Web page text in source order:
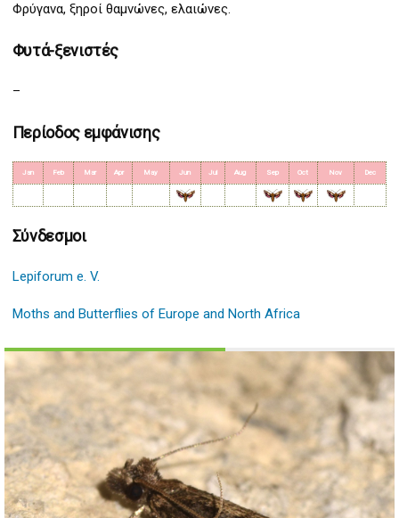
Φρύγανα, ξηροί θαμνώνες, ελαιώνες.
Φυτά-ξενιστές
–
Περίοδος εμφάνισης
Jan Feb Mar Apr May Jun Jul Aug Sep Oct Nov Dec
Σύνδεσμοι
Lepiforum e. V.
Moths and Butterflies of Europe and North Africa